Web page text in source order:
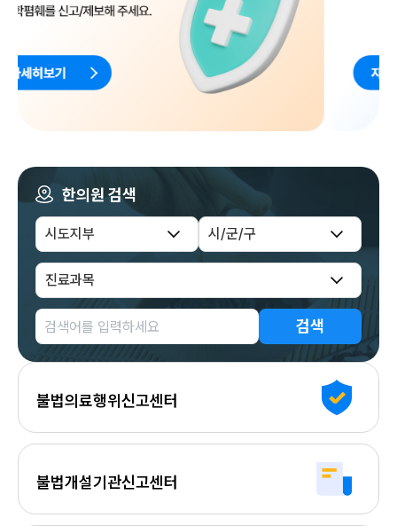
한의원 검색
검색
불법의료행위신고센터
불법개설기관신고센터